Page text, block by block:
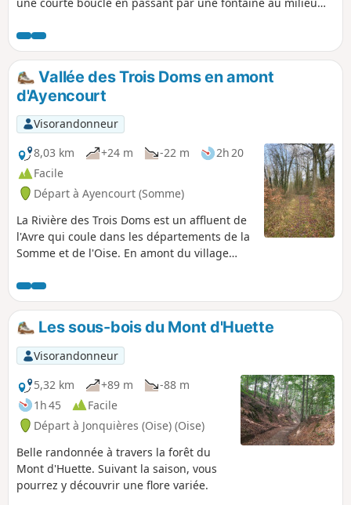
Vallée des Trois Doms en amont
d'Ayencourt
Visorandonneur
8,03 km
+24 m -22 m
2h 20
Facile
Départ à Ayencourt (Somme)
La Rivière des Trois Doms est un affluent de
l'Avre qui coule dans les départements de la
Somme et de l'Oise. En amont du village
boisée. Parcourir cette vallée permet
d’effectuer une randonnée particulièrement
bucolique, essentiellement dans une
ripisylve.Les sous-bois du Mont d'Huette
Visorandonneur
5,32 km
+89 m
-88 m
1h 45
Facile
Départ à Jonquières (Oise) (Oise)
Belle randonnée à travers la forêt du
Mont d'Huette. Suivant la saison, vous
pourrez y découvrir une flore variée.